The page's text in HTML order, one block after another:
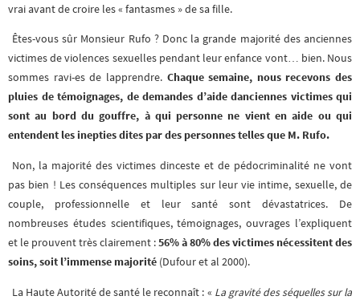
vrai avant de croire les « fantasmes » de sa fille.
Êtes-vous sûr Monsieur Rufo ? Donc la grande majorité des anciennes
victimes de violences sexuelles pendant leur enfance vont… bien. Nous
sommes ravi-es de lapprendre. Chaque semaine, nous recevons des
pluies de témoignages, de demandes d’aide danciennes victimes qui
sont au bord du gouffre, à qui personne ne vient en aide ou qui
entendent les inepties dites par des personnes telles que M. Rufo.
Non, la majorité des victimes dinceste et de pédocriminalité ne vont
pas bien ! Les conséquences multiples sur leur vie intime, sexuelle, de
couple, professionnelle et leur santé sont dévastatrices. De
nombreuses études scientifiques, témoignages, ouvrages l’expliquent
et le prouvent très clairement :56% à 80% des victimes nécessitent des
soins, soit l’immense majorité (Dufour et al 2000).
La Haute Autorité de santé le reconnaît : « La gravité des séquelles sur la